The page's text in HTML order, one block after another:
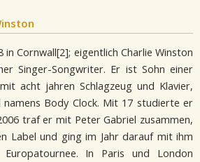
in Cornwall[2]; eigentlich Charlie Winston
Singer-Songwriter. Er ist Sohn einer
acht jahren Schlagzeug und Klavier,
Body Clock. Mit 17 studierte er
traf er mit Peter Gabriel zusammen,
Label und ging im Jahr darauf mit ihm
In Paris und London